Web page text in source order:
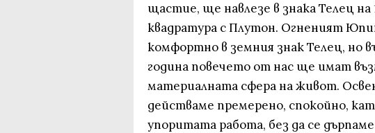
щастие, ще навлезе в знака Телец
квадратура с Плутон. Огненият
комфортно в земния знак Телец, но
година повечето от нас ще имат
материалната сфера на живот.
действаме премерено, спокойно,
упоритата работа, без да се